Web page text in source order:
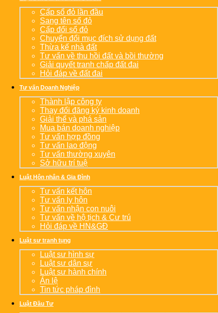
Cấp sổ đỏ lần đầu
Sang tên sổ đỏ
Cấp đổi sổ đỏ
Chuyển đổi mục đích sử dụng đất
Thừa kế nhà đất
Tư vấn về thu hồi đất và bồi thường
Giải quyết tranh chấp đất đai
Hỏi đáp về đất đai
Tư vấn Doanh Nghiệp
Thành lập công ty
Thay đổi đăng ký kinh doanh
Giải thể và phá sản
Mua bán doanh nghiệp
Tư vấn hợp đồng
Tư vấn lao động
Tư vấn thường xuyên
Sở hữu trí tuệ
Luật Hôn nhân & Gia Đình
Tư vấn kết hôn
Tư vấn ly hôn
Tư vấn nhận con nuôi
Tư vấn về hộ tịch & Cư trú
Hỏi đáp về HN&GĐ
Luật sư tranh tụng
Luật sư hình sự
Luật sư dân sự
Luật sư hành chính
Án lệ
Tin tức pháp đình
Luật Đầu Tư